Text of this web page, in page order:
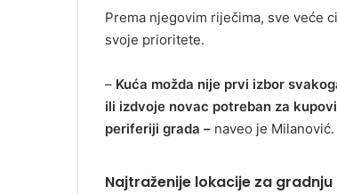
Prema njegovim riječima, sve veće
svoje prioritete.
– Kuća možda nije prvi izbor
ili izdvoje novac potreban za
periferiji grada – naveo je Milanović.
Najtraženije lokacije za